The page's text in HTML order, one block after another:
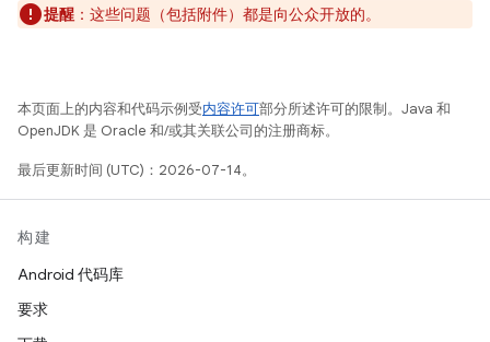
提醒 ：这些问题（包括附件）都是向公众开放的。
本页面上的内容和代码示例受内容许可部分所述许可的限制。Java 和
OpenJDK 是 Oracle 和/或其关联公司的注册商标。
最后更新时间 (UTC)：2026-07-14。
构建
Android 代码库
要求